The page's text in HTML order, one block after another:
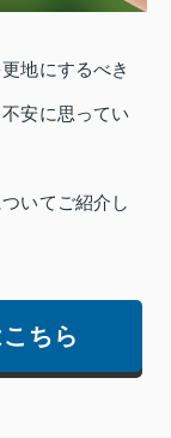
地にするべき
安に思ってい
いてご紹介し
ちら